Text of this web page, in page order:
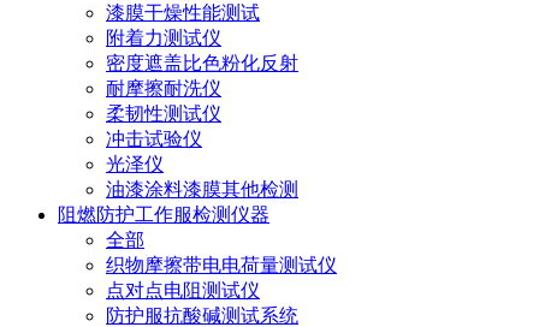
漆膜干燥性能测试
附着力测试仪
密度遮盖比色粉化反射
耐摩擦耐洗仪
柔韧性测试仪
冲击试验仪
光泽仪
油漆涂料漆膜其他检测
阻燃防护工作服检测仪器
全部
织物摩擦带电电荷量测试仪
点对点电阻测试仪
防护服抗酸碱测试系统